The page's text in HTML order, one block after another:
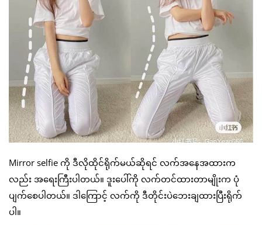
Mirror selfie ကို ဒီလိုထိုင်ရိုက်မယ်ဆိုရင် လက်အနေအထားက
လည်း အရေးကြီးပါတယ်။ ဒူးပေါ်ကို လက်တင်ထားတာမျိုးက ပုံ
ပျက်စေပါတယ်။ ဒါကြောင့် လက်ကို ဒီတိုင်းပဲဘေးချထားပြီးရိုက်
ပါ။